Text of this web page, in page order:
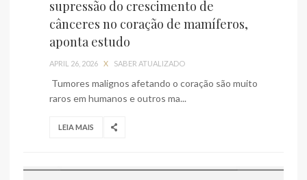
supressão do crescimento de
cânceres no coração de mamíferos,
aponta estudo
APRIL 26, 2026 X SABER ATUALIZADO
Tumores malignos afetando o coração são muito
raros em humanos e outros ma...
LEIA MAIS